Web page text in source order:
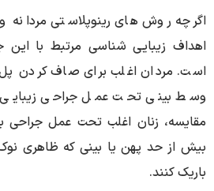
اگرچه روش های رینوپلاستی مردانه
اهداف زیبایی شناسی مرتبط با این
است. مردان اغلب برای صاف کردن
وسط بینی تحت عمل جراحی زیبایی
مقایسه، زنان اغلب تحت عمل جراحی
بیش از حد پهن یا بینی که ظاهری
باریک کنند.